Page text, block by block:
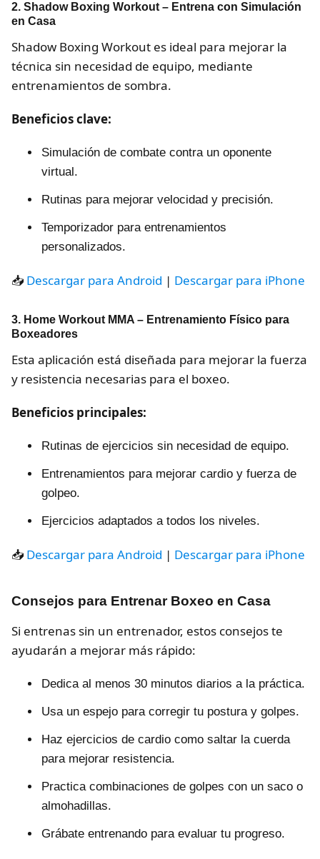
2. Shadow Boxing Workout – Entrena con Simulación
en Casa
Shadow Boxing Workout es ideal para mejorar la
técnica sin necesidad de equipo, mediante
entrenamientos de sombra.
Beneficios clave:
Simulación de combate contra un oponente
virtual.
Rutinas para mejorar velocidad y precisión.
Temporizador para entrenamientos
personalizados.
📥 Descargar para Android | Descargar para iPhone
3. Home Workout MMA – Entrenamiento Físico para
Boxeadores
Esta aplicación está diseñada para mejorar la fuerza
y resistencia necesarias para el boxeo.
Beneficios principales:
Rutinas de ejercicios sin necesidad de equipo.
Entrenamientos para mejorar cardio y fuerza de
golpeo.
Ejercicios adaptados a todos los niveles.
📥 Descargar para Android | Descargar para iPhone
Consejos para Entrenar Boxeo en Casa
Si entrenas sin un entrenador, estos consejos te
ayudarán a mejorar más rápido:
Dedica al menos 30 minutos diarios a la práctica.
Usa un espejo para corregir tu postura y golpes.
Haz ejercicios de cardio como saltar la cuerda
para mejorar resistencia.
Practica combinaciones de golpes con un saco o
almohadillas.
Grábate entrenando para evaluar tu progreso.